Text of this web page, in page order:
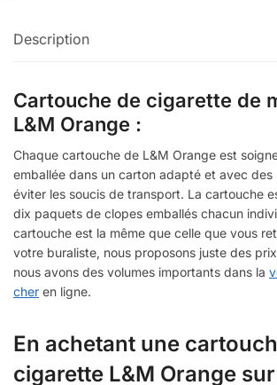
Description
Cartouche de cigarette de
L&M Orange :
Chaque cartouche de L&M Orange est
emballée dans un carton adapté et avec
éviter les soucis de transport. La cartouche
dix paquets de clopes emballés chacun
cartouche est la même que celle que vous
votre buraliste, nous proposons juste des
nous avons des volumes importants dans la
cher en ligne.
En achetant une
cigarette L&M Orange